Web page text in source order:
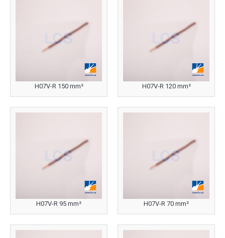
H07V-R 150 mm² H07V-R 120 mm²
H07V-R 95 mm² H07V-R 70 mm²